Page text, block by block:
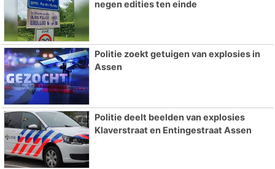
negen edities ten einde
Politie zoekt getuigen van explosies in
Assen
Politie deelt beelden van explosies
Klaverstraat en Entingestraat Assen